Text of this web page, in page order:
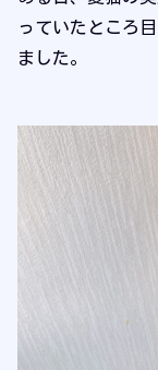
っていたところ
ました。